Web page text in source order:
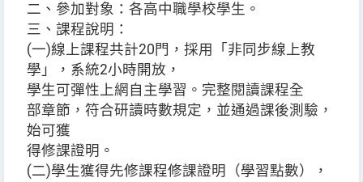
二、參加對象：各高中職學校學生。
三、課程說明：
(一)線上課程共計20門，採用「非同步線上教
學」，系統2小時開放，
學生可彈性上網自主學習。完整閱讀課程全
部章節，符合研讀時數規定，並通過課後測驗，
始可獲
得修課證明。
(二)學生獲得先修課程修課證明（學習點數），